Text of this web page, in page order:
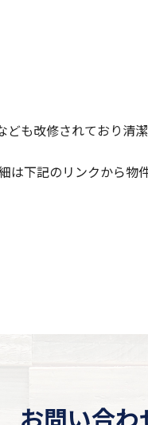
も改修されており清潔
下記のリンクから物